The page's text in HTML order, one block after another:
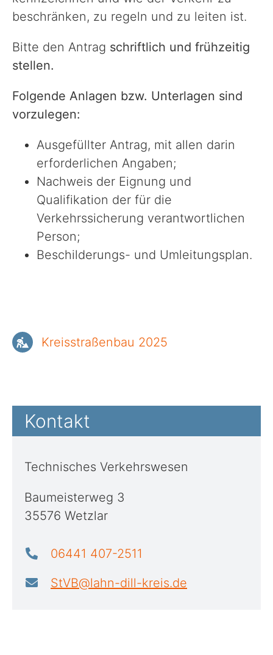
beschränken, zu regeln und zu leiten ist.
Bitte den Antrag schriftlich und frühzeitig
stellen.
Folgende Anlagen bzw. Unterlagen sind
vorzulegen:
Ausgefüllter Antrag, mit allen darin
erforderlichen Angaben;
Nachweis der Eignung und
Qualifikation der für die
Verkehrssicherung verantwortlichen
Person;
Beschilderungs- und Umleitungsplan.
Kreisstraßenbau 2025
Kontakt
Technisches Verkehrswesen
Baumeisterweg 3
35576 Wetzlar
06441 407-2511
StVB@lahn-dill-kreis.de